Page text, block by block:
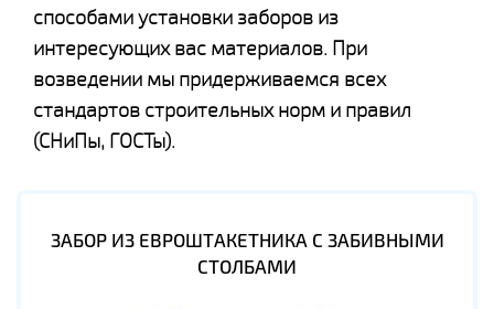
способами установки заборов из
интересующих вас материалов. При
возведении мы придерживаемся всех
стандартов строительных норм и правил
(СНиПы, ГОСТы).
ЗАБОР ИЗ ЕВРОШТАКЕТНИКА С ЗАБИВНЫМИ
СТОЛБАМИ